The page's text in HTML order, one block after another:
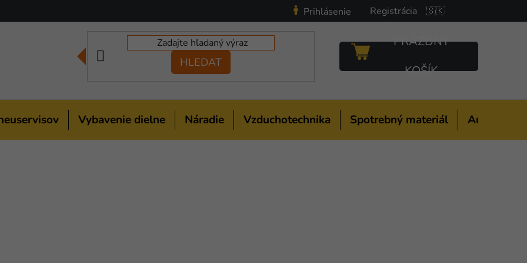
Prihlásenie Registrácia 🇸🇰
HLEDAT
NÁKUPNÝ
KOŠÍK
PRÁZDNY
KOŠÍK
Vybavenie dielne Náradie Vzduchotechnika Spotrebný materiál Auto-moto